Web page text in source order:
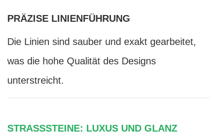
PRÄZISE LINIENFÜHRUNG
Die Linien sind sauber und exakt gearbeitet,
was die hohe Qualität des Designs
unterstreicht.
STRASSSTEINE: LUXUS UND GLANZ